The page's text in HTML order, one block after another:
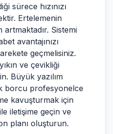
sürece hızınızı
Ertelemenin
Sistemi
avantajınızı
geçmelisiniz.
ve çevikliği
Büyük yazılım
borcu profesyonelce
kavuşturmak için
iletişime geçin ve
planı oluşturun.